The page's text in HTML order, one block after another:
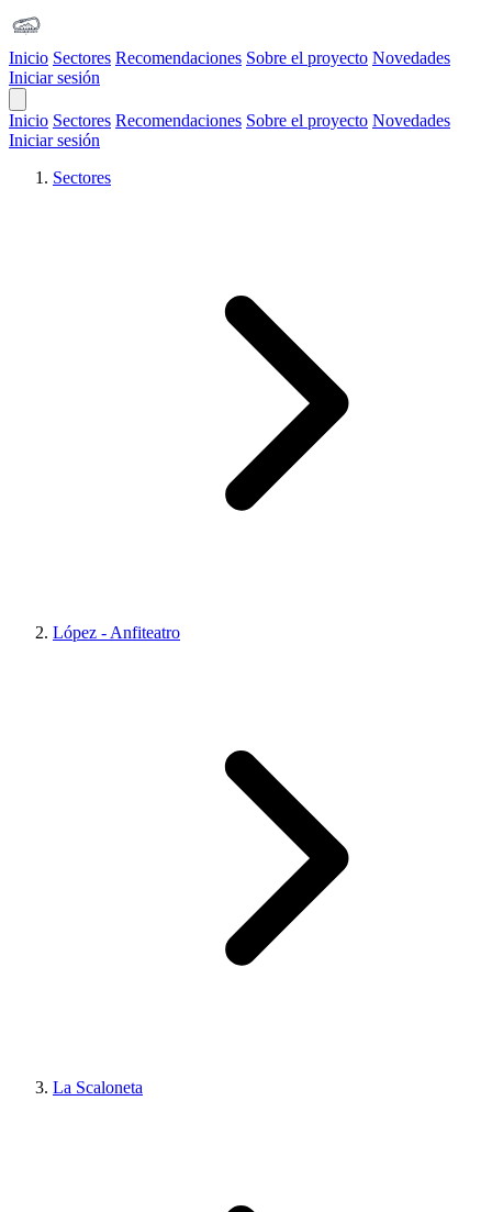
Inicio Sectores Recomendaciones Sobre el proyecto Novedades
Iniciar sesión
Inicio Sectores Recomendaciones Sobre el proyecto Novedades
Iniciar sesión
Sectores
López - Anfiteatro
La Scaloneta